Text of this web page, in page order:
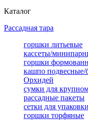
Каталог
Рассадная тара
горшки литьевые
кассеты/
горшки
кашпо
Орхидей
сумки для
рассадные пакеты
сетки для
горшки торфяные